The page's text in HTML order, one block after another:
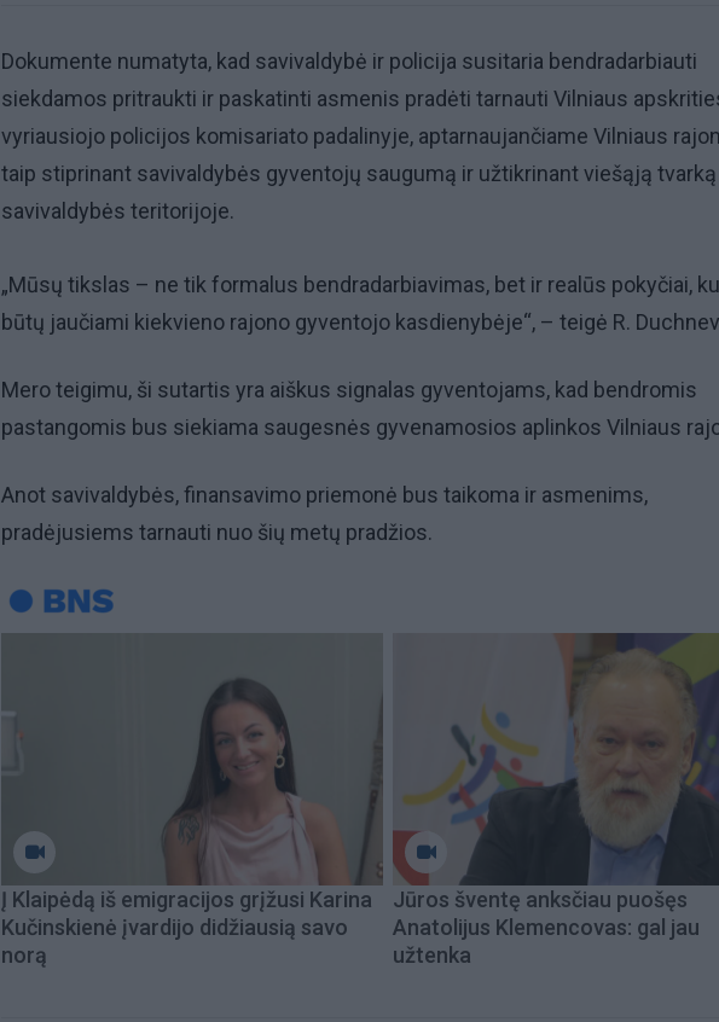
Dokumente numatyta, kad savivaldybė ir policija susitaria bendradarbiauti
siekdamos pritraukti ir paskatinti asmenis pradėti tarnauti Vilniaus
vyriausiojo policijos komisariato padalinyje, aptarnaujančiame Vilniaus
taip stiprinant savivaldybės gyventojų saugumą ir užtikrinant viešąją tvarką
savivaldybės teritorijoje.
„Mūsų tikslas – ne tik formalus bendradarbiavimas, bet ir realūs pokyčiai,
būtų jaučiami kiekvieno rajono gyventojo kasdienybėje“, – teigė R.
Mero teigimu, ši sutartis yra aiškus signalas gyventojams, kad bendromis
pastangomis bus siekiama saugesnės gyvenamosios aplinkos Vilniaus
Anot savivaldybės, finansavimo priemonė bus taikoma ir asmenims,
pradėjusiems tarnauti nuo šių metų pradžios.
Į Klaipėdą iš emigracijos grįžusi Karina
Kučinskienė įvardijo didžiausią savo
norą
Jūros šventę anksčiau puošęs
Anatolijus Klemencovas: gal jau
užtenka